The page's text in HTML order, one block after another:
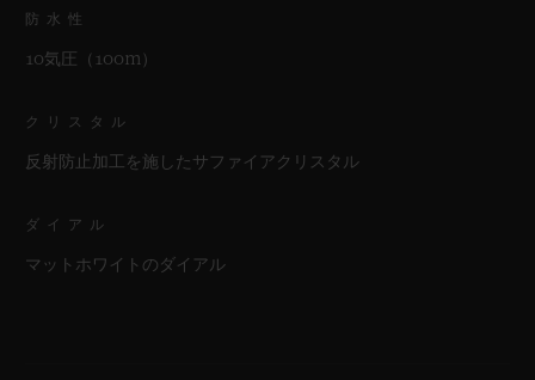
防水性
10気圧（100m）
クリスタル
反射防止加工を施したサファイアクリスタル
ダイアル
マットホワイトのダイアル